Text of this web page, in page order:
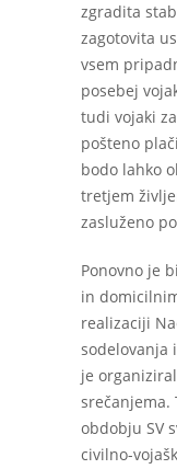
zgradita
zagotovita
vsem
posebej
tudi vojaki
pošteno
bodo lahko
tretjem
zasluženo
Ponovno je
in
realizaciji
sodelovanja
je
srečanjema.
obdobju SV
civilno-